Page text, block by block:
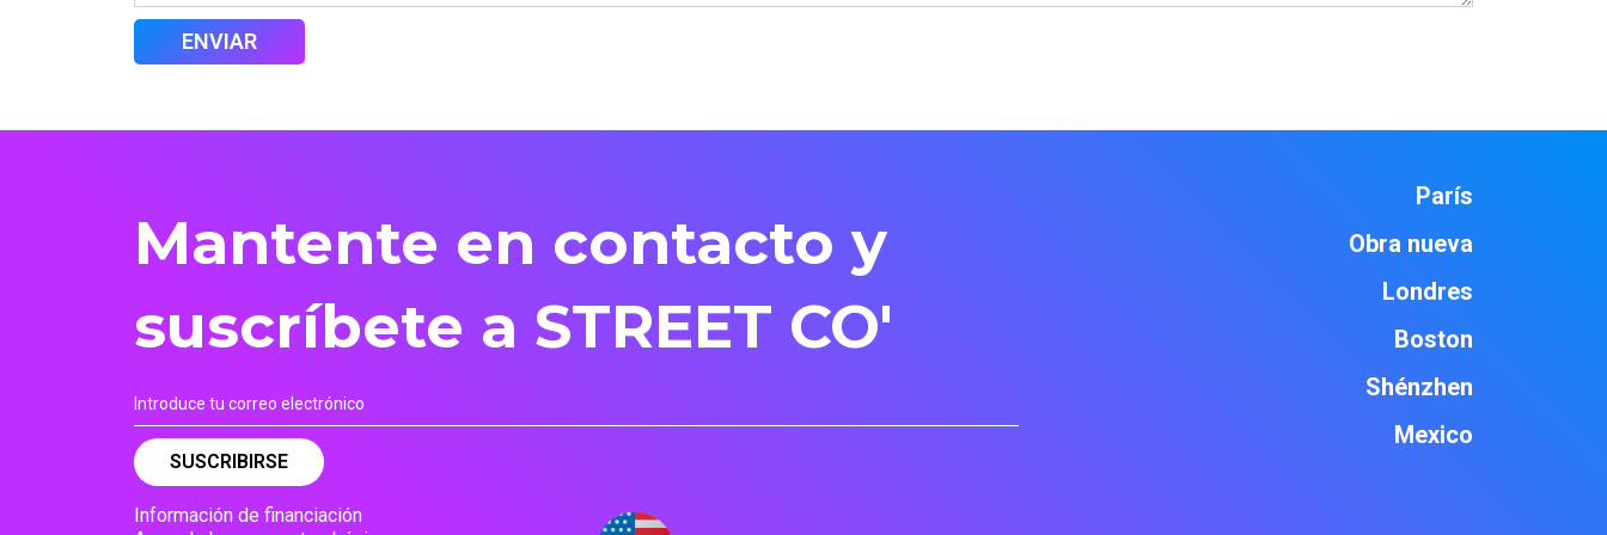
Mantente en contacto y
suscríbete a STREET CO'
París
Obra nueva
Londres
Boston
Shénzhen
Mexico
Información de financiación